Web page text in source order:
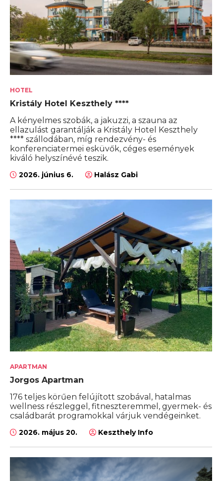
HOTEL
Kristály Hotel Keszthely ****
A kényelmes szobák, a jakuzzi, a szauna az
ellazulást garantálják a Kristály Hotel Keszthely
**** szállodában, míg rendezvény- és
konferenciatermei esküvők, céges események
kiváló helyszínévé teszik.
2026. június 6. Halász Gabi
APARTMAN
Jorgos Apartman
176 teljes körűen felújított szobával, hatalmas
wellness részleggel, fitneszteremmel, gyermek- és
családbarát programokkal várjuk vendégeinket.
2026. május 20. Keszthely Info